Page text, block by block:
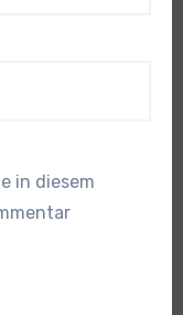
in diesem